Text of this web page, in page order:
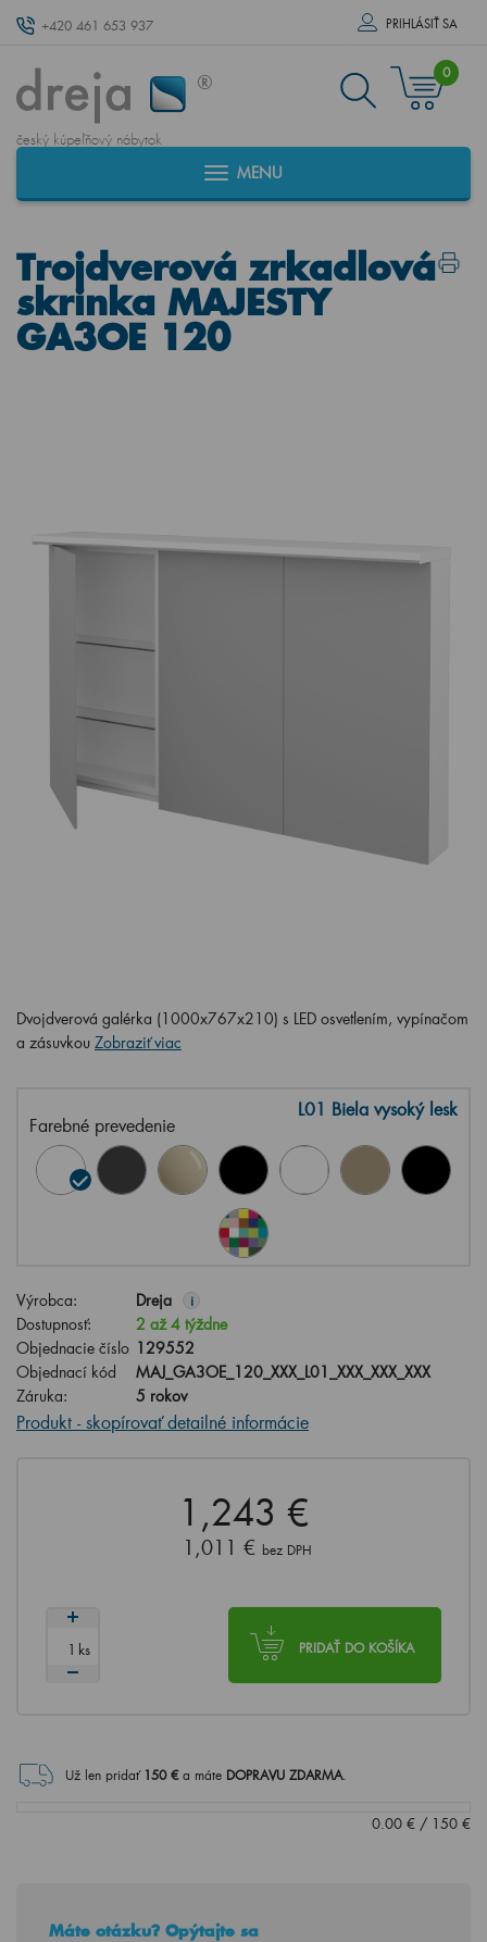
+420 461 653 937 PRIHLÁSIŤ SA
český kúpeľňový nábytok
0
MENU
Trojdverová zrkadlová
skrinka MAJESTY
GA3OE 120
Dvojdverová galérka (1000x767x210) s LED osvetlením, vypínačom
a zásuvkou Zobraziť viac
Farebné prevedenie
L01 Biela vysoký lesk
Výrobca: Dreja i
Dostupnosť:
2 až 4 týždne
Objednacie číslo 129552
Objednací kód
MAJ_GA3OE_120_XXX_L01_XXX_XXX_XXX
Záruka:
5 rokov
Produkt - skopírovať detailné informácie
1,243 €
1,011 € bez DPH
PRIDAŤ DO KOŠÍKA
ks
Už len pridať 150€ a máte DOPRAVU ZDARMA.
0.00 € / 150 €
Máte otázku? Opýtajte sa